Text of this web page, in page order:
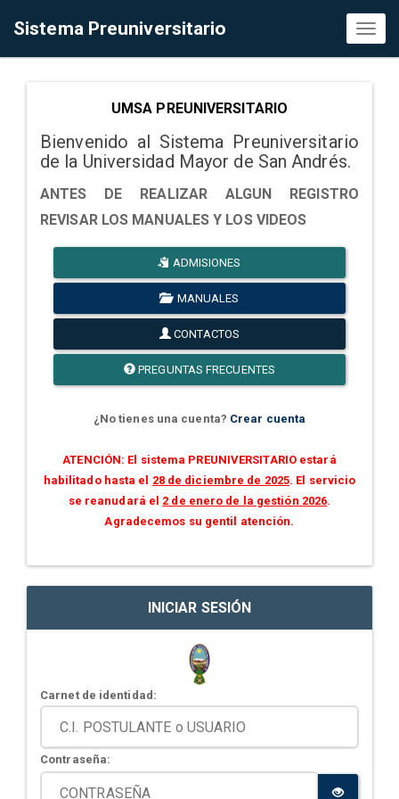
Sistema Preuniversitario
UMSA PREUNIVERSITARIO
Bienvenido al Sistema Preuniversitario
de la Universidad Mayor de San Andrés.
ANTES DE REALIZAR ALGUN REGISTRO
REVISAR LOS MANUALES Y LOS VIDEOS
ADMISIONES
MANUALES
CONTACTOS
PREGUNTAS FRECUENTES
¿No tienes una cuenta? Crear cuenta
ATENCIÓN: El sistema PREUNIVERSITARIO estará
habilitado hasta el 28 de diciembre de 2025. El servicio
se reanudará el 2 de enero de la gestión 2026.
Agradecemos su gentil atención.
INICIAR SESIÓN
Carnet de identidad:
Contraseña: